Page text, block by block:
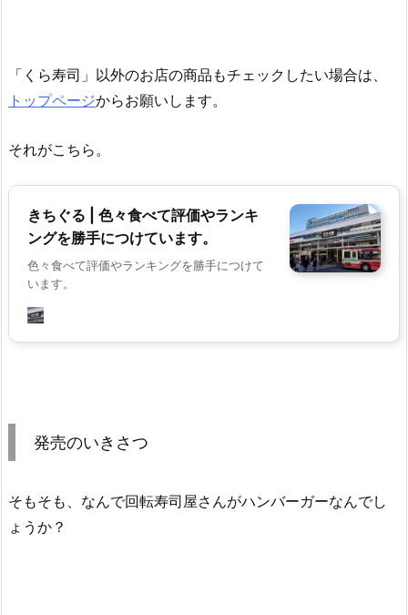
「くら寿司」以外のお店の商品もチェックしたい場合は、
トップページからお願いします。
それがこちら。
きちぐる | 色々食べて評価やランキ
ングを勝手につけています。
色々食べて評価やランキングを勝手につけて
います。
発売のいきさつ
そもそも、なんで回転寿司屋さんがハンバーガーなんでし
ょうか？